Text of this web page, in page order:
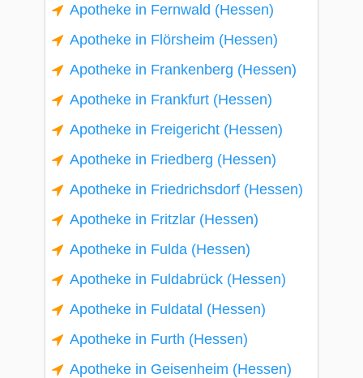
Apotheke in Fernwald (Hessen)
Apotheke in Flörsheim (Hessen)
Apotheke in Frankenberg (Hessen)
Apotheke in Frankfurt (Hessen)
Apotheke in Freigericht (Hessen)
Apotheke in Friedberg (Hessen)
Apotheke in Friedrichsdorf (Hessen)
Apotheke in Fritzlar (Hessen)
Apotheke in Fulda (Hessen)
Apotheke in Fuldabrück (Hessen)
Apotheke in Fuldatal (Hessen)
Apotheke in Furth (Hessen)
Apotheke in Geisenheim (Hessen)